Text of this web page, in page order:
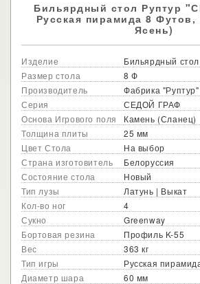
Бильярдный стол Руптур
Русская пирамида 8
Ясень)
Изделие
Бильярдный стол
Размер стола
8 Ф
Производитель
Фабрика "Руптур"
Серия
СЕДОЙ ГРАФ
Основа Игрового поля
Камень (Сланец)
Толщина плиты
25 мм
Цвет Стола
На выбор
Страна изготовитель
Белоруссия
Состояние стола
Новый
Тип лузы
Латунь | Выкат
Кол-во ног
4
Сукно
Greenway
Бортовая резина
Профиль K-55
Вес
363 кг
Тип игры
Русская
Диаметр шара
60 мм